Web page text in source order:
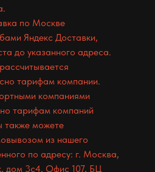
по Москве
Яндекс Доставки,
до указанного адреса.
тарифам компании.
компаниями
тарифам компаний
можете
из нашего
по адресу: г. Москва,
дом 3с4, Офис 107, БЦ